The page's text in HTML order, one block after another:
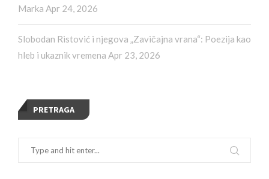
Marka Apr 24, 2026
Slobodan Ristović i njegova „Zavičajna vrana“: Poezija kao
hleb i ukaznik vremena Apr 23, 2026
PRETRAGA